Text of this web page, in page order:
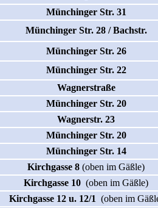
Münchinger Str. 31
Münchinger Str. 28 / Bachstr.
Münchinger Str. 26
Münchinger Str. 22
Wagnerstraße
Münchinger Str. 20
Wagnerstr. 23
Münchinger Str. 20
Münchinger Str. 14
Kirchgasse 8 (oben im Gäßle)
Kirchgasse 10 (oben im Gäßle)
Kirchgasse 12 u. 12/1 (oben im